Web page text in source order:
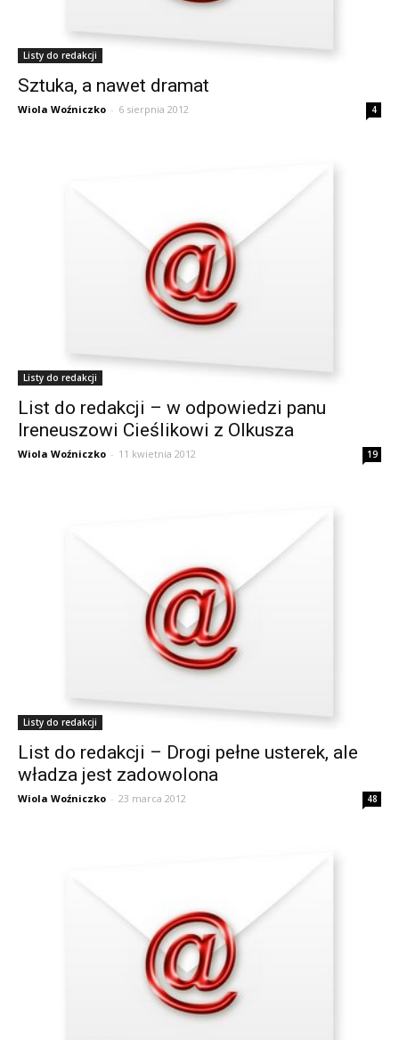
Listy do redakcji
Sztuka, a nawet dramat
Wiola Woźniczko - 6 sierpnia 2012 4
Listy do redakcji
List do redakcji – w odpowiedzi panu
Ireneuszowi Cieślikowi z Olkusza
Wiola Woźniczko - 11 kwietnia 2012 19
Listy do redakcji
List do redakcji – Drogi pełne usterek, ale
władza jest zadowolona
Wiola Woźniczko - 23 marca 2012 48